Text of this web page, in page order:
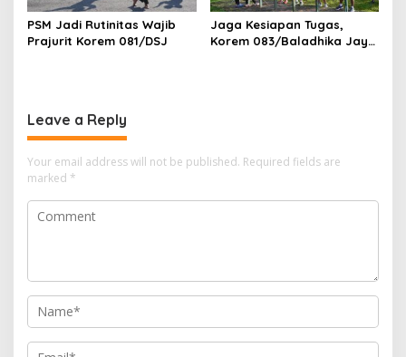
PSM Jadi Rutinitas Wajib
Prajurit Korem 081/DSJ
Jaga Kesiapan Tugas,
Korem 083/Baladhika Jaya
Leave a Reply
Your email address will not be published. Required fields are
marked *